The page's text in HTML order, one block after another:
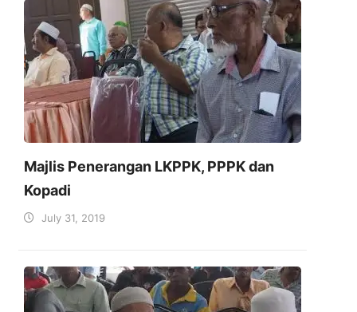
Majlis Penerangan LKPPK, PPPK dan
Kopadi
July 31, 2019